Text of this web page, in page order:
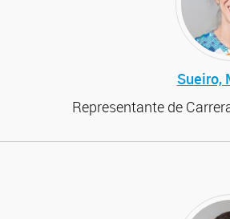
Sueiro,
Representante de